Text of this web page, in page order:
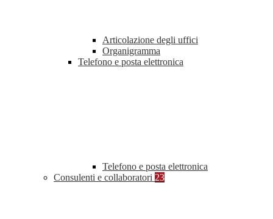
Articolazione degli uffici
Organigramma
Telefono e posta elettronica
Telefono e posta elettronica
Consulenti e collaboratori 23